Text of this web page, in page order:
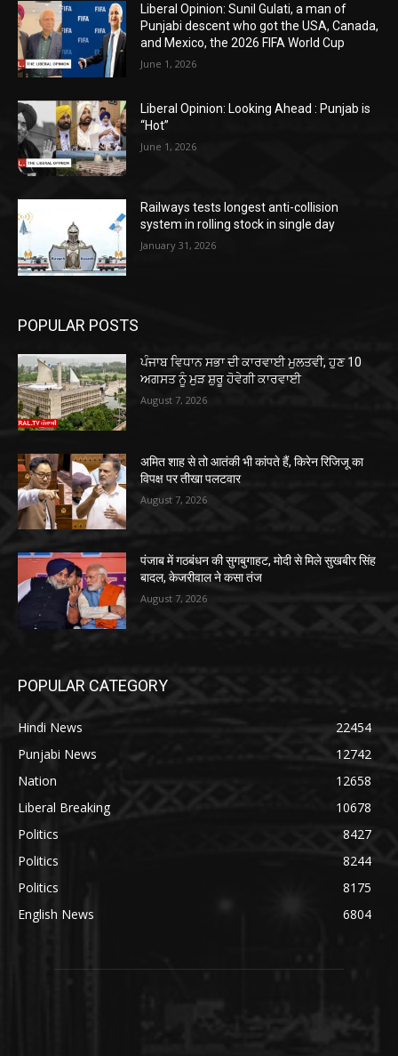
Liberal Opinion: Sunil Gulati, a man of
Punjabi descent who got the USA, Canada,
and Mexico, the 2026 FIFA World Cup
June 1, 2026
Liberal Opinion: Looking Ahead : Punjab is
“Hot”
June 1, 2026
Railways tests longest anti-collision
system in rolling stock in single day
January 31, 2026
POPULAR POSTS
ਪੰਜਾਬ ਵਿਧਾਨ ਸਭਾ ਦੀ ਕਾਰਵਾਈ ਮੁਲਤਵੀ, ਹੁਣ 10
ਅਗਸਤ ਨੂੰ ਮੁੜ ਸ਼ੁਰੂ ਹੋਵੇਗੀ ਕਾਰਵਾਈ
August 7, 2026
अमित शाह से तो आतंकी भी कांपते हैं, किरेन रिजिजू का
विपक्ष पर तीखा पलटवार
August 7, 2026
पंजाब में गठबंधन की सुगबुगाहट, मोदी से मिले सुखबीर सिंह
बादल, केजरीवाल ने कसा तंज
August 7, 2026
POPULAR CATEGORY
Hindi News
22454
Punjabi News
12742
Nation
12658
Liberal Breaking
10678
Politics
8427
Politics
8244
Politics
8175
English News
6804